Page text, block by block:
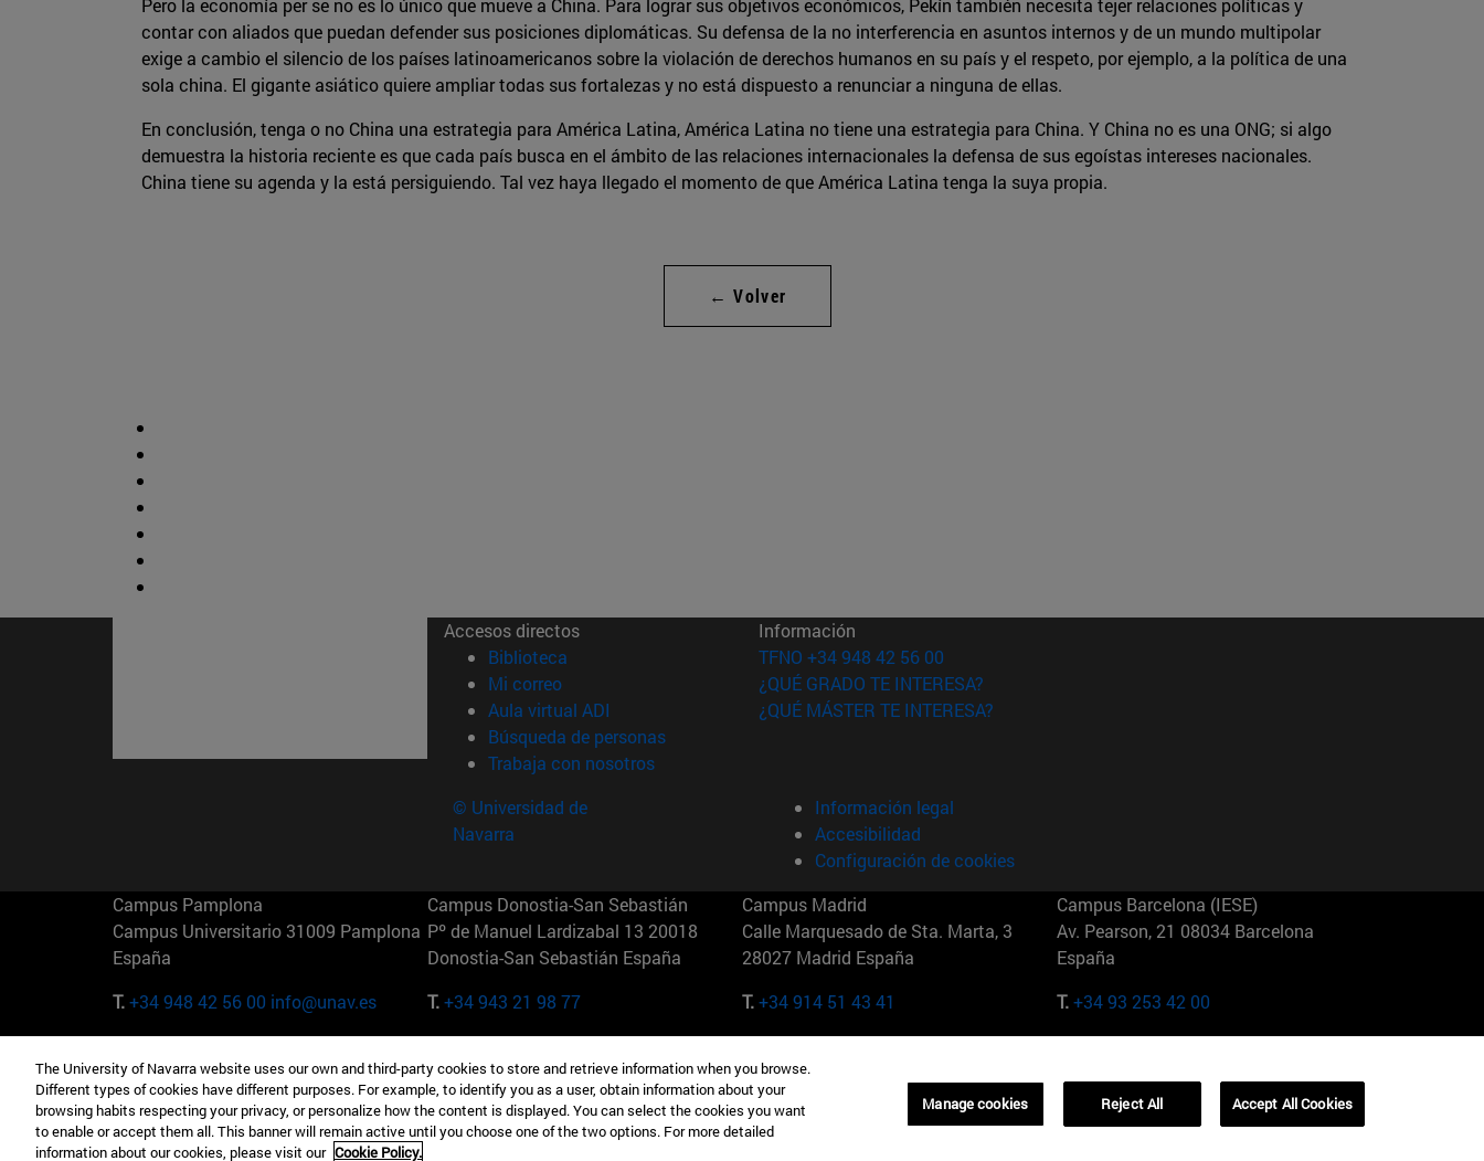
Pero la economía per se no es lo único que mueve a China. Para lograr sus objetivos económicos, Pekín también necesita tejer relaciones políticas y
contar con aliados que puedan defender sus posiciones diplomáticas. Su defensa de la no interferencia en asuntos internos y de un mundo multipolar
exige a cambio el silencio de los países latinoamericanos sobre la violación de derechos humanos en su país y el respeto, por ejemplo, a la política de una
sola china. El gigante asiático quiere ampliar todas sus fortalezas y no está dispuesto a renunciar a ninguna de ellas.
En conclusión, tenga o no China una estrategia para América Latina, América Latina no tiene una estrategia para China. Y China no es una ONG; si algo
demuestra la historia reciente es que cada país busca en el ámbito de las relaciones internacionales la defensa de sus egoístas intereses nacionales.
China tiene su agenda y la está persiguiendo. Tal vez haya llegado el momento de que América Latina tenga la suya propia.
← Volver
Accesos directos
Biblioteca (abre en nueva ventana)
Mi correo(abre en nueva ventana)
Aula virtual ADI (abre en nueva ventana)
Búsqueda de personas(abre en nueva ventana)
Trabaja con nosotros(abre en nueva ventana)
Información
TFNO +34 948 42 56 00
¿QUÉ GRADO TE INTERESA?
¿QUÉ MÁSTER TE INTERESA?
© Universidad de
Navarra
Información legal
Accesibilidad
Configuración de cookies
Campus Pamplona
Campus Universitario 31009 Pamplona
España
T.+34 948 42 56 00 info@unav.es
Campus Donostia-San Sebastián
Pº de Manuel Lardizabal 13 20018
Donostia-San Sebastián España
T.+34 943 21 98 77
Campus Madrid
Calle Marquesado de Sta. Marta, 3
28027 Madrid España
T.+34 914 51 43 41
Campus Barcelona (IESE)
Av. Pearson, 21 08034 Barcelona
España
T.+34 93 253 42 00
Camino del Cerro Águila 3 28023
Madrid España
T.+34 912 11 30 00
165 W 57th St 10019-2201 Nueva York
EE.UU
T.+1 646 346 8850
Maria-Theresia-Straße 15 81675
Múnich Alemania
T.+49 89 24209790
01321001 Bela Vista Brasil
The University of Navarra website uses our own and third-party cookies to store and retrieve information when you browse.
Different types of cookies have different purposes. For example, to identify you as a user, obtain information about your
browsing habits respecting your privacy, or personalize how the content is displayed. You can select the cookies you want
to enable or accept them all. This banner will remain active until you choose one of the two options. For more detailed
information about our cookies, please visit our Cookie Policy.
Manage cookies Reject All Accept All Cookies